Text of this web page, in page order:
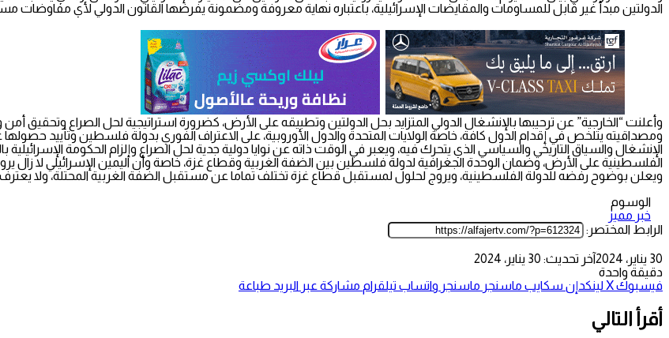
الدولتين مبدأ غير قابل للمساومات والمقايضات الإسرائيلية، باعتباره نهاية معروفة ومضمونة يفرضها القانون الدولي لأي مفاوضات
وأعلنت “الخارجية” عن ترحيبها بالإنشغال الدولي المتزايد بحل الدولتين وتطبيقه على الأرض، كضرورة استراتيجية لحل الصراع وتحقيق
ومصداقيته يتلخص في إقدام الدول كافة، خاصة الولايات المتحدة والدول الأوروبية، على الاعتراف الفوري بدولة فلسطين وتأييد
الإنشغال والسياق التاريخي والسياسي الذي يتحرك فيه، ويعبر في الوقت ذاته عن نوايا دولية جدية لحل الصراع وإلزام الحكومة
الفلسطينية على الأرض، وضمان الوحدة الجغرافية لدولة فلسطين بين الضفة الغربية وقطاع غزة، خاصة وأن اليمين الإسرائيلي لا
ويعلن بوضوح رفضه للدولة الفلسطينية، ويروج لحلول لمستقبل قطاع غزة تختلف تماما عن مستقبل الضفة الغربية المحتلة، ولا
الوسوم
خبر مميز
الرابط المختصر:
30 يناير، 2024
آخر تحديث: 30 يناير، 2024
دقيقة واحدة
فيسبوك‫Xلينكدإن سكايب ماسنجر ماسنجر واتساب تيلقرام مشاركة عبر البريد طباعة
أقرأ التالي